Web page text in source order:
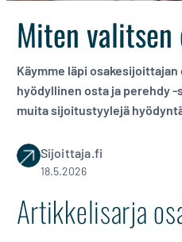
Miten valitsen
Käymme läpi
hyödyllinen osta ja perehdy
muita sijoitustyylejä
Sijoittaja.fi
18.5.2026
Artikkelisarja